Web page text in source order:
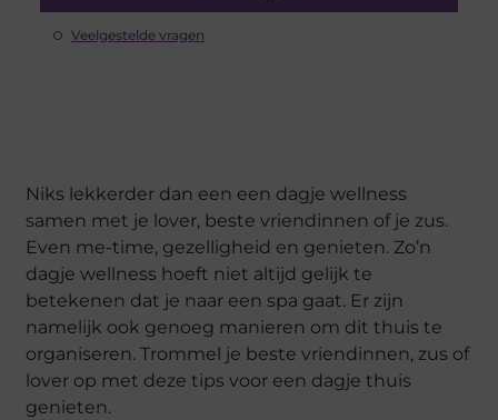
Veelgestelde vragen
Niks lekkerder dan een een dagje wellness
samen met je lover, beste vriendinnen of je zus.
Even me-time, gezelligheid en genieten. Zo’n
dagje wellness hoeft niet altijd gelijk te
betekenen dat je naar een spa gaat. Er zijn
namelijk ook genoeg manieren om dit thuis te
organiseren. Trommel je beste vriendinnen, zus of
lover op met deze tips voor een dagje thuis
genieten.